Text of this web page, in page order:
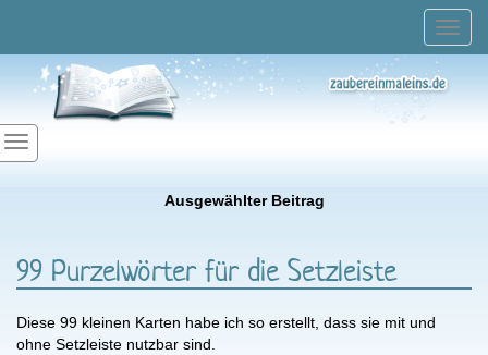
Ausgewählter Beitrag
99 Purzelwörter für die Setzleiste
Diese 99 kleinen Karten habe ich so erstellt, dass sie mit und
ohne Setzleiste nutzbar sind.